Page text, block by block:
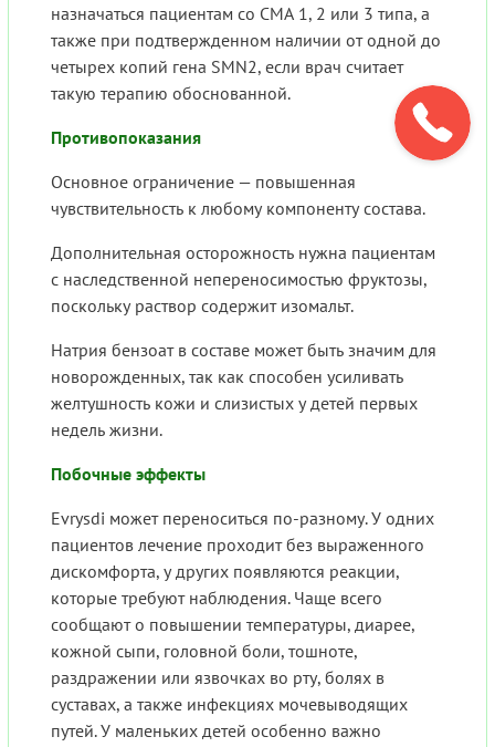
назначаться пациентам со СМА 1, 2 или 3 типа, а
также при подтвержденном наличии от одной до
четырех копий гена SMN2, если врач считает
такую терапию обоснованной.
Противопоказания
Основное ограничение — повышенная
чувствительность к любому компоненту состава.
Дополнительная осторожность нужна пациентам
с наследственной непереносимостью фруктозы,
поскольку раствор содержит изомальт.
Натрия бензоат в составе может быть значим для
новорожденных, так как способен усиливать
желтушность кожи и слизистых у детей первых
недель жизни.
Побочные эффекты
Evrysdi может переноситься по-разному. У одних
пациентов лечение проходит без выраженного
дискомфорта, у других появляются реакции,
которые требуют наблюдения. Чаще всего
сообщают о повышении температуры, диарее,
кожной сыпи, головной боли, тошноте,
раздражении или язвочках во рту, болях в
суставах, а также инфекциях мочевыводящих
путей. У маленьких детей особенно важно